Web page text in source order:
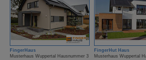
FingerHaus
Musterhaus Wuppertal Hausnummer 3
FingerHut Haus
Musterhaus Wuppertal